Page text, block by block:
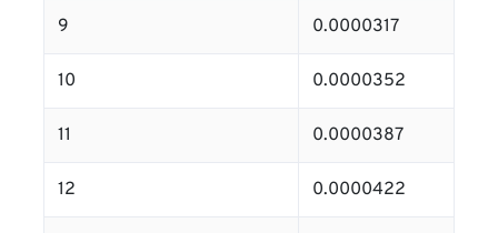
9 0.0000317
10 0.0000352
11 0.0000387
12 0.0000422